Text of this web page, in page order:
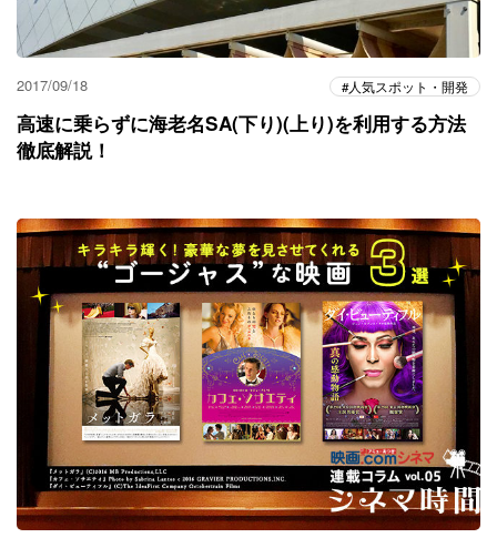
2017/09/18 人気スポット・開発
高速に乗らずに海老名SA(下り)(上り)を利用する方法
徹底解説！